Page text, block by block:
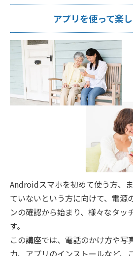
アプリを使って楽
Androidスマホを初めて使う方、
ていないという方に向けて、電源
ンの確認から始まり、様々なタッ
す。
この講座では、電話のかけ方や写
力、アプリのインストールなど、